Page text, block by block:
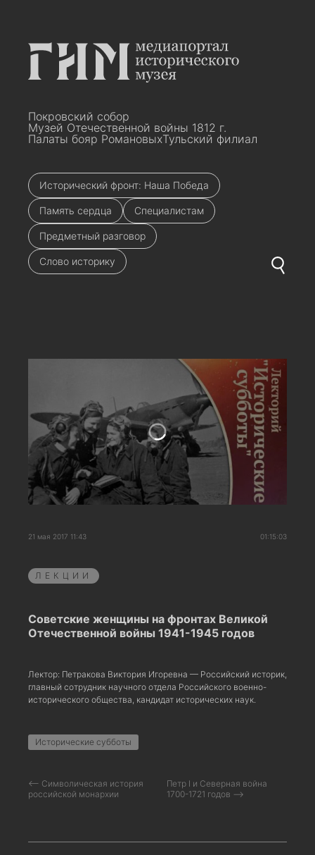
Покровский собор
Музей Отечественной войны 1812 г.
Палаты бояр РомановыхТульский филиал
Исторический фронт: Наша Победа
Память сердца Специалистам
Предметный разговор
Слово историку
21 мая 2017 11:43 01:15:03
ЛЕКЦИИ
Советские женщины на фронтах Великой
Отечественной войны 1941-1945 годов
Лектор: Петракова Виктория Игоревна — Российский историк,
главный сотрудник научного отдела Российского военно-
исторического общества, кандидат исторических наук.
Исторические субботы
⟵ Символическая история
российской монархии
Петр I и Северная война
1700-1721 годов ⟶